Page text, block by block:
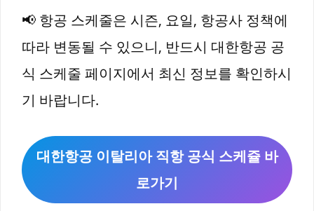
📢 항공 스케줄은 시즌, 요일, 항공사 정책에
따라 변동될 수 있으니, 반드시 대한항공 공
식 스케줄 페이지에서 최신 정보를 확인하시
기 바랍니다.
대한항공 이탈리아 직항 공식 스케쥴 바
로가기